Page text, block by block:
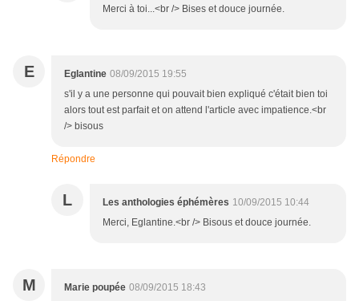
Merci à toi...<br /> Bises et douce journée.
E Eglantine 08/09/2015 19:55
s'il y a une personne qui pouvait bien expliqué c'était bien toi
alors tout est parfait et on attend l'article avec impatience.<br
/> bisous
Répondre
L Les anthologies éphémères 10/09/2015 10:44
Merci, Eglantine.<br /> Bisous et douce journée.
M Marie poupée 08/09/2015 18:43